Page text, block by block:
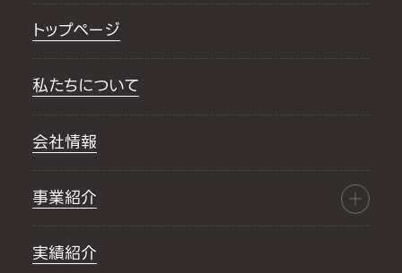
トップページ
私たちについて
会社情報
事業紹介
実績紹介